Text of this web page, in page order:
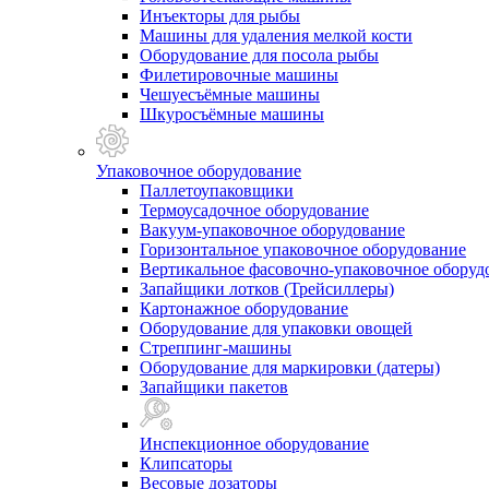
Инъекторы для рыбы
Машины для удаления мелкой кости
Оборудование для посола рыбы
Филетировочные машины
Чешуесъёмные машины
Шкуросъёмные машины
Упаковочное оборудование
Паллетоупаковщики
Термоусадочное оборудование
Вакуум-упаковочное оборудование
Горизонтальное упаковочное оборудование
Вертикальное фасовочно-упаковочное
Запайщики лотков (Трейсиллеры)
Картонажное оборудование
Оборудование для упаковки овощей
Стреппинг-машины
Оборудование для маркировки (датеры)
Запайщики пакетов
Инспекционное оборудование
Клипсаторы
Весовые дозаторы